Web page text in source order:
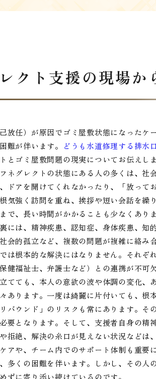
クト支援の現場か
放任）が原因でゴミ屋敷状態になったケ
難が伴います。
どうも水道修理する排水
とゴミ屋敷問題の現実についてお伝えし
ネグレクトの状態にある人の多くは、社
ドアを開けてくれなかったり、「放って
気強く訪問を重ね、挨拶や短い会話を繰
で、長い時間がかかることも少なくあり
には、精神疾患、認知症、身体疾患、知
会的孤立など、複数の問題が複雑に絡み
は根本的な解決にはなりません。それぞ
健福祉士、弁護士など）との連携が不可
てても、本人の意欲の波や体調の変化、
あります。一度は綺麗に片付いても、根
バウンド」のリスクも常にあります。そ
要となります。そして、支援者自身の精
拒絶、解決の糸口が見えない状況などは
アや、チーム内でのサポート体制も重要
多くの困難を伴います。しかし、その人
ずに寄り添い続けているのです。